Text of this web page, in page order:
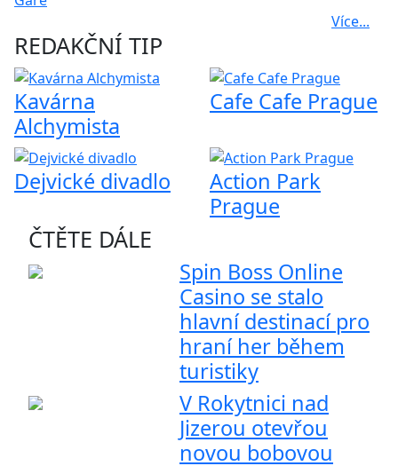
Více...
REDAKČNÍ TIP
Kavárna
Alchymista
Cafe Cafe Prague
Dejvické divadlo
Action Park
Prague
ČTĚTE DÁLE
Spin Boss Online
Casino se stalo
hlavní destinací pro
hraní her během
turistiky
V Rokytnici nad
Jizerou otevřou
novou bobovou